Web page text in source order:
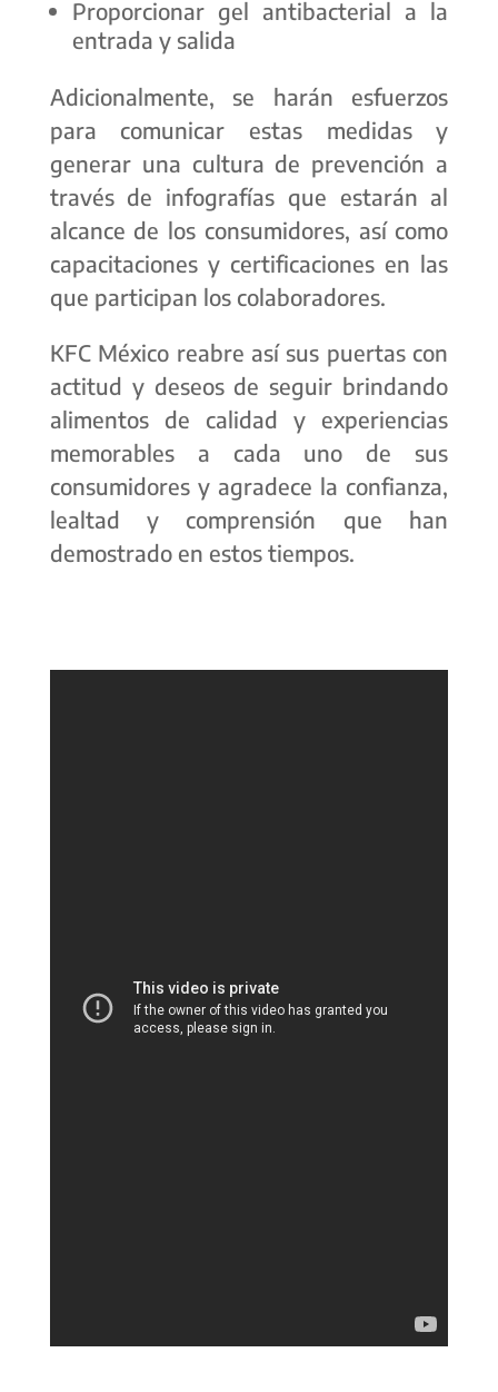
Proporcionar gel antibacterial a la
entrada y salida
Adicionalmente, se harán esfuerzos
para comunicar estas medidas y
generar una cultura de prevención a
través de infografías que estarán al
alcance de los consumidores, así como
capacitaciones y certificaciones en las
que participan los colaboradores.
KFC México reabre así sus puertas con
actitud y deseos de seguir brindando
alimentos de calidad y experiencias
memorables a cada uno de sus
consumidores y agradece la confianza,
lealtad y comprensión que han
demostrado en estos tiempos.